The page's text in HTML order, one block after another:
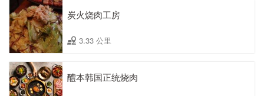
炭火烧肉工房
3.33 公里
醴本韩国正统烧肉